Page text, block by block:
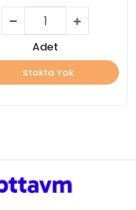
Adet
Stokta Yok